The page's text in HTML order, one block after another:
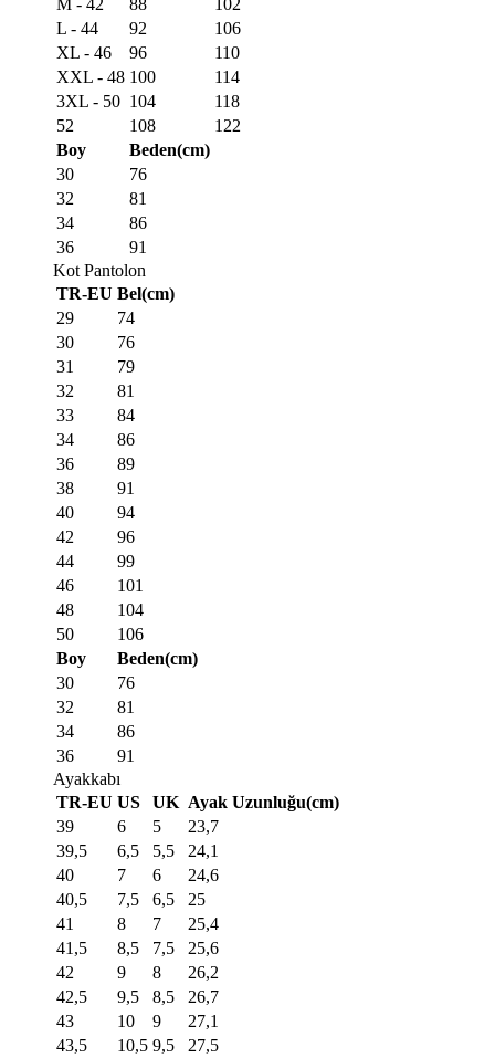
M - 42 88
102
L - 44
92
106
XL - 46
96
110
XXL - 48 100
114
3XL - 50 104
118
52
108
122
Boy
Beden(cm)
30
76
32
81
34
86
36
91
Kot Pantolon
TR-EU Bel(cm)
29
74
30
76
31
79
32
81
33
84
34
86
36
89
38
91
40
94
42
96
44
99
46
101
48
104
50
106
Boy
Beden(cm)
30
76
32
81
34
86
36
91
Ayakkabı
TR-EU US UK Ayak Uzunluğu(cm)
39
6 5
23,7
39,5
6,5 5,5
24,1
40
7 6
24,6
40,5
7,5 6,5
25
41
8 7
25,4
41,5
8,5 7,5
25,6
42
9 8
26,2
42,5
9,5 8,5
26,7
43
10 9
27,1
43,5
10,5 9,5
27,5